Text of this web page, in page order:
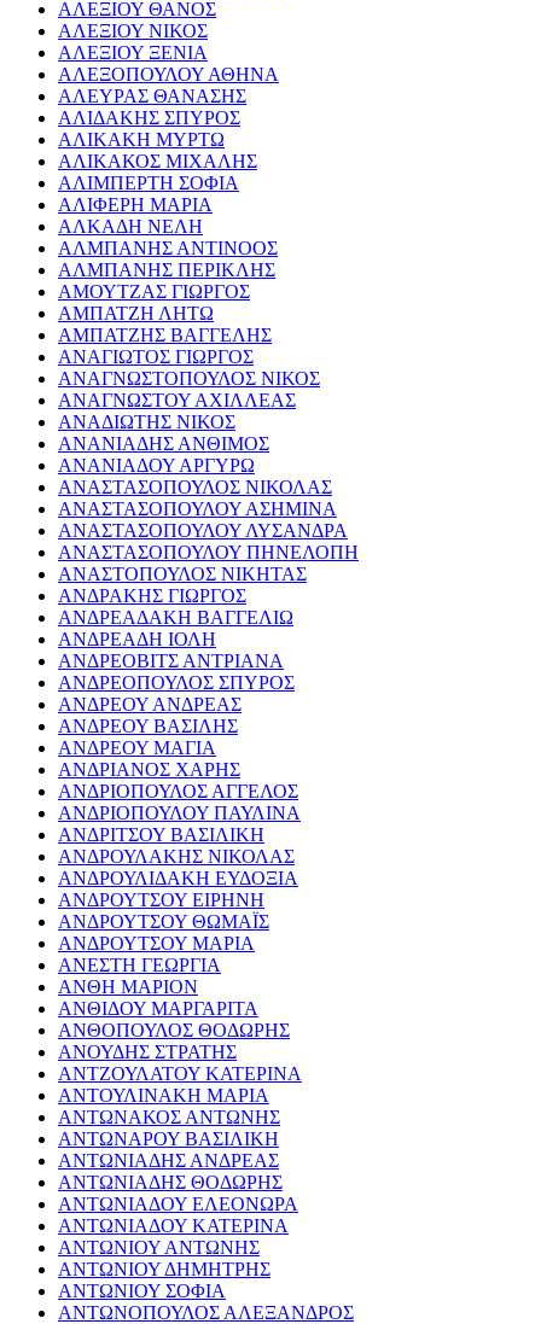
ΑΛΕΞΙΟΥ ΘΑΝΟΣ
ΑΛΕΞΙΟΥ ΝΙΚΟΣ
ΑΛΕΞΙΟΥ ΞΕΝΙΑ
ΑΛΕΞΟΠΟΥΛΟΥ ΑΘΗΝΑ
ΑΛΕΥΡΑΣ ΘΑΝΑΣΗΣ
ΑΛΙΔΑΚΗΣ ΣΠΥΡΟΣ
ΑΛΙΚΑΚΗ ΜΥΡΤΩ
ΑΛΙΚΑΚΟΣ ΜΙΧΑΛΗΣ
ΑΛΙΜΠΕΡΤΗ ΣΟΦΙΑ
ΑΛΙΦΕΡΗ ΜΑΡΙΑ
ΑΛΚΑΔΗ ΝΕΛΗ
ΑΛΜΠΑΝΗΣ ΑΝΤΙΝΟΟΣ
ΑΛΜΠΑΝΗΣ ΠΕΡΙΚΛΗΣ
ΑΜΟΥΤΖΑΣ ΓΙΩΡΓΟΣ
ΑΜΠΑΤΖΗ ΛΗΤΩ
ΑΜΠΑΤΖΗΣ ΒΑΓΓΕΛΗΣ
ΑΝΑΓΙΩΤΟΣ ΓΙΩΡΓΟΣ
ΑΝΑΓΝΩΣΤΟΠΟΥΛΟΣ ΝΙΚΟΣ
ΑΝΑΓΝΩΣΤΟΥ ΑΧΙΛΛΕΑΣ
ΑΝΑΔΙΩΤΗΣ ΝΙΚΟΣ
ΑΝΑΝΙΑΔΗΣ ΑΝΘΙΜΟΣ
ΑΝΑΝΙΑΔΟΥ ΑΡΓΥΡΩ
ΑΝΑΣΤΑΣΟΠΟΥΛΟΣ ΝΙΚΟΛΑΣ
ΑΝΑΣΤΑΣΟΠΟΥΛΟΥ ΑΣΗΜΙΝΑ
ΑΝΑΣΤΑΣΟΠΟΥΛΟΥ ΛΥΣΑΝΔΡΑ
ΑΝΑΣΤΑΣΟΠΟΥΛΟΥ ΠΗΝΕΛΟΠΗ
ΑΝΑΣΤΟΠΟΥΛΟΣ ΝΙΚΗΤΑΣ
ΑΝΔΡΑΚΗΣ ΓΙΩΡΓΟΣ
ΑΝΔΡΕΑΔΑΚΗ ΒΑΓΓΕΛΙΩ
ΑΝΔΡΕΑΔΗ ΙΟΛΗ
ΑΝΔΡΕΟΒΙΤΣ ΑΝΤΡΙΑΝΑ
ΑΝΔΡΕΟΠΟΥΛΟΣ ΣΠΥΡΟΣ
ΑΝΔΡΕΟΥ ΑΝΔΡΕΑΣ
ΑΝΔΡΕΟΥ ΒΑΣΙΛΗΣ
ΑΝΔΡΕΟΥ ΜΑΓΙΑ
ΑΝΔΡΙΑΝΟΣ ΧΑΡΗΣ
ΑΝΔΡΙΟΠΟΥΛΟΣ ΑΓΓΕΛΟΣ
ΑΝΔΡΙΟΠΟΥΛΟΥ ΠΑΥΛΙΝΑ
ΑΝΔΡΙΤΣΟΥ ΒΑΣΙΛΙΚΗ
ΑΝΔΡΟΥΛΑΚΗΣ ΝΙΚΟΛΑΣ
ΑΝΔΡΟΥΛΙΔΑΚΗ ΕΥΔΟΞΙΑ
ΑΝΔΡΟΥΤΣΟΥ ΕΙΡΗΝΗ
ΑΝΔΡΟΥΤΣΟΥ ΘΩΜΑΪΣ
ΑΝΔΡΟΥΤΣΟΥ ΜΑΡΙΑ
ΑΝΕΣΤΗ ΓΕΩΡΓΙΑ
ΑΝΘΗ ΜΑΡΙΟΝ
ΑΝΘΙΔΟΥ ΜΑΡΓΑΡΙΤΑ
ΑΝΘΟΠΟΥΛΟΣ ΘΟΔΩΡΗΣ
ΑΝΟΥΔΗΣ ΣΤΡΑΤΗΣ
ΑΝΤΖΟΥΛΑΤΟΥ ΚΑΤΕΡΙΝΑ
ΑΝΤΟΥΛΙΝΑΚΗ ΜΑΡΙΑ
ΑΝΤΩΝΑΚΟΣ ΑΝΤΩΝΗΣ
ΑΝΤΩΝΑΡΟΥ ΒΑΣΙΛΙΚΗ
ΑΝΤΩΝΙΑΔΗΣ ΑΝΔΡΕΑΣ
ΑΝΤΩΝΙΑΔΗΣ ΘΟΔΩΡΗΣ
ΑΝΤΩΝΙΑΔΟΥ ΕΛΕΟΝΩΡΑ
ΑΝΤΩΝΙΑΔΟΥ ΚΑΤΕΡΙΝΑ
ΑΝΤΩΝΙΟΥ ΑΝΤΩΝΗΣ
ΑΝΤΩΝΙΟΥ ΔΗΜΗΤΡΗΣ
ΑΝΤΩΝΙΟΥ ΣΟΦΙΑ
ΑΝΤΩΝΟΠΟΥΛΟΣ ΑΛΕΞΑΝΔΡΟΣ